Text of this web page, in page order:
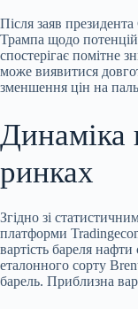
Після заяв
Трампа щодо
спостерігає помітне
може виявитися
зменшення цін на
Динаміка
ринках
Згідно зі
платформи
вартість бареля
еталонного сорту
барель. Приблизна